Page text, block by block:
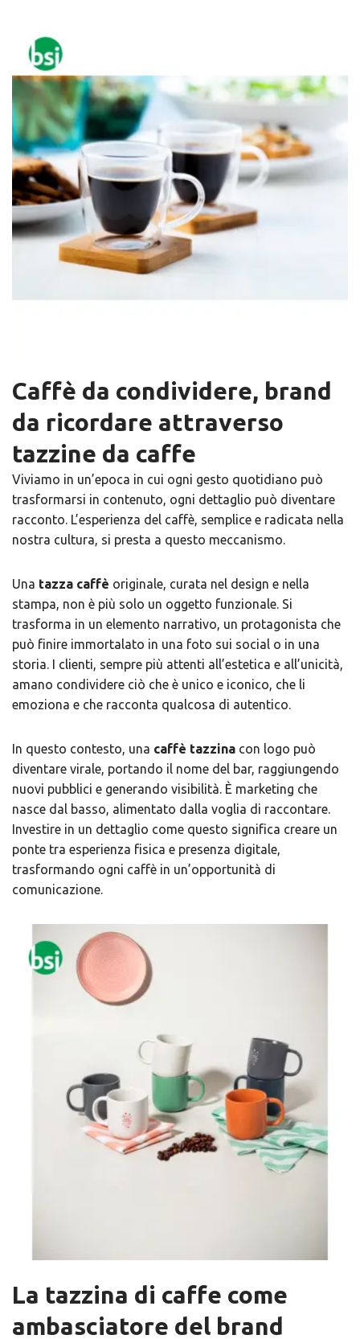
Caffè da condividere, brand
da ricordare attraverso
tazzine da caffe
Viviamo in un’epoca in cui ogni gesto quotidiano può
trasformarsi in contenuto, ogni dettaglio può diventare
racconto. L’esperienza del caffè, semplice e radicata nella
nostra cultura, si presta a questo meccanismo.
Una tazza caffè originale, curata nel design e nella
stampa, non è più solo un oggetto funzionale. Si
trasforma in un elemento narrativo, un protagonista che
può finire immortalato in una foto sui social o in una
storia. I clienti, sempre più attenti all’estetica e all’unicità,
amano condividere ciò che è unico e iconico, che li
emoziona e che racconta qualcosa di autentico.
In questo contesto, una caffè tazzina con logo può
diventare virale, portando il nome del bar, raggiungendo
nuovi pubblici e generando visibilità. È marketing che
nasce dal basso, alimentato dalla voglia di raccontare.
Investire in un dettaglio come questo significa creare un
ponte tra esperienza fisica e presenza digitale,
trasformando ogni caffè in un’opportunità di
comunicazione.
La tazzina di caffe come
ambasciatore del brand